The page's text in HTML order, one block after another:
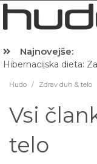
Najnovejše:
Hibernacijska dieta:
Hudo / Zdrav duh & telo
Vsi
telo